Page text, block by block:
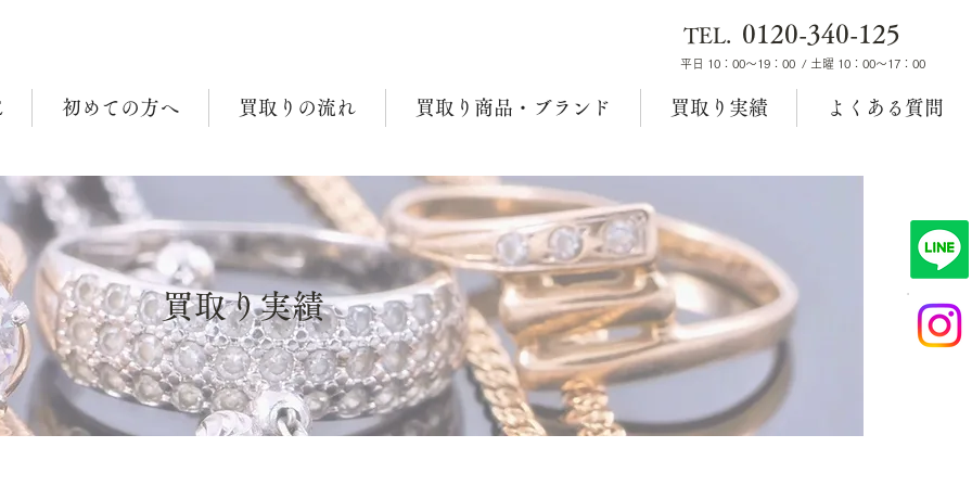
TEL. 0120-340-125
平日 10：00～19：00 / 土曜 10：00～17：00
初めての方へ 買取りの流れ 買取り商品・ブランド 買取り実績 よくある質問
買取り実績